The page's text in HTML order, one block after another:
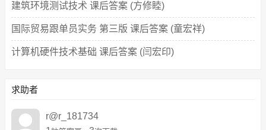
建筑环境测试技术 课后答案 (方修睦)
国际贸易跟单员实务 第三版 课后答案 (童宏祥)
计算机硬件技术基础 课后答案 (闫宏印)
求助者
r@r_181734